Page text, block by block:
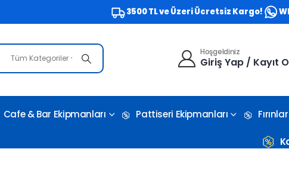
3500 TL ve Üzeri Ücretsiz Kargo!
Tüm Kategoriler
Hoşgeldiniz
Giriş Yap / Kayıt
Cafe & Bar Ekipmanları Pattiseri Ekipmanları Fırınlar